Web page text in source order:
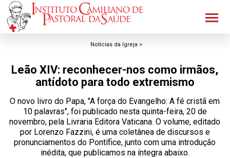
Notícias da Igreja >
Leão XIV: reconhecer-nos como irmãos,
antídoto para todo extremismo
O novo livro do Papa, "A força do Evangelho: A fé cristã em
10 palavras", foi publicado nesta quinta-feira, 20 de
novembro, pela Livraria Editora Vaticana. O volume, editado
por Lorenzo Fazzini, é uma coletânea de discursos e
pronunciamentos do Pontífice, junto com uma introdução
inédita, que publicamos na íntegra abaixo.